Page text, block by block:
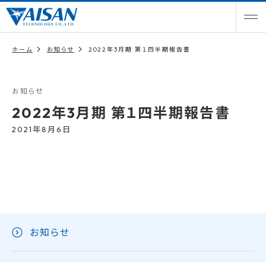
ホーム お知らせ 2022年3月期 第１四半期報告書
お知らせ
2022年3月期 第１四半期報告書
2021年8月6日
お知らせ